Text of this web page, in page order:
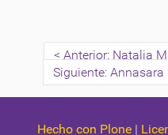
Anterior: Natalia
Siguiente: Annasara
Hecho con Plone |